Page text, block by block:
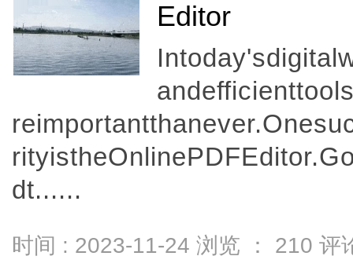
Editor
dt......
时间 : 2023-11-24 浏览 ： 210 评